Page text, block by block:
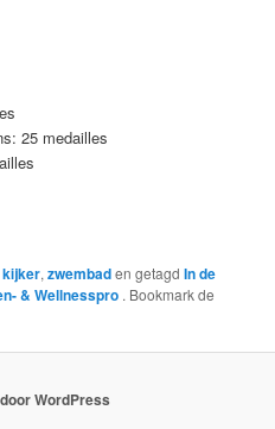
25 medailles
kijker,zwembaden getagdIn de
& Wellnesspro . Bookmark de
WordPress